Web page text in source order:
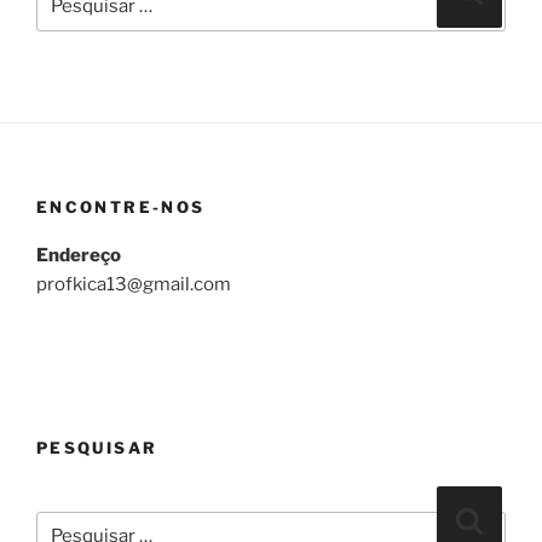
por:
ENCONTRE-NOS
Endereço
profkica13@gmail.com
PESQUISAR
Pesquisar